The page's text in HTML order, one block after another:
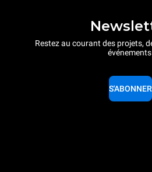
Restez au courant des projets,
S'ABONNER